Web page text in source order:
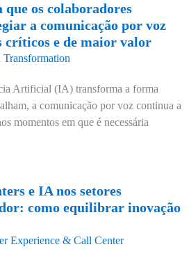
os colaboradores
a comunicação por voz
críticos e de maior valor
Artificial (IA) transforma a forma
a comunicação por voz continua a
momentos em que é necessária
e IA nos setores
como equilibrar inovação
Experience & Call Center